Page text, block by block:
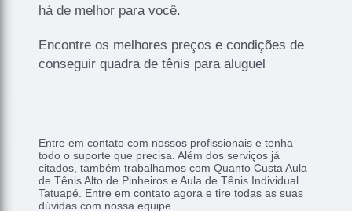
há de melhor para você.
Encontre os melhores preços e condições de
conseguir quadra de tênis para aluguel
Entre em contato com nossos profissionais e tenha
todo o suporte que precisa. Além dos serviços já
citados, também trabalhamos com Quanto Custa Aula
de Tênis Alto de Pinheiros e Aula de Tênis Individual
Tatuapé. Entre em contato agora e tire todas as suas
dúvidas com nossa equipe.